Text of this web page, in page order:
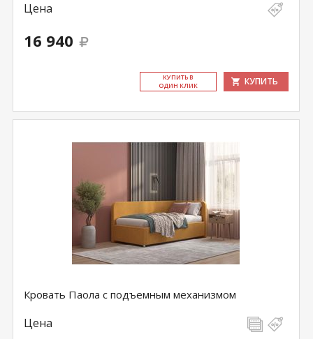
Цена
16 940
КУ­ПИТЬ В
ОДИН КЛИК
КУПИТЬ
Кровать Паола с подъемным механизмом
Цена